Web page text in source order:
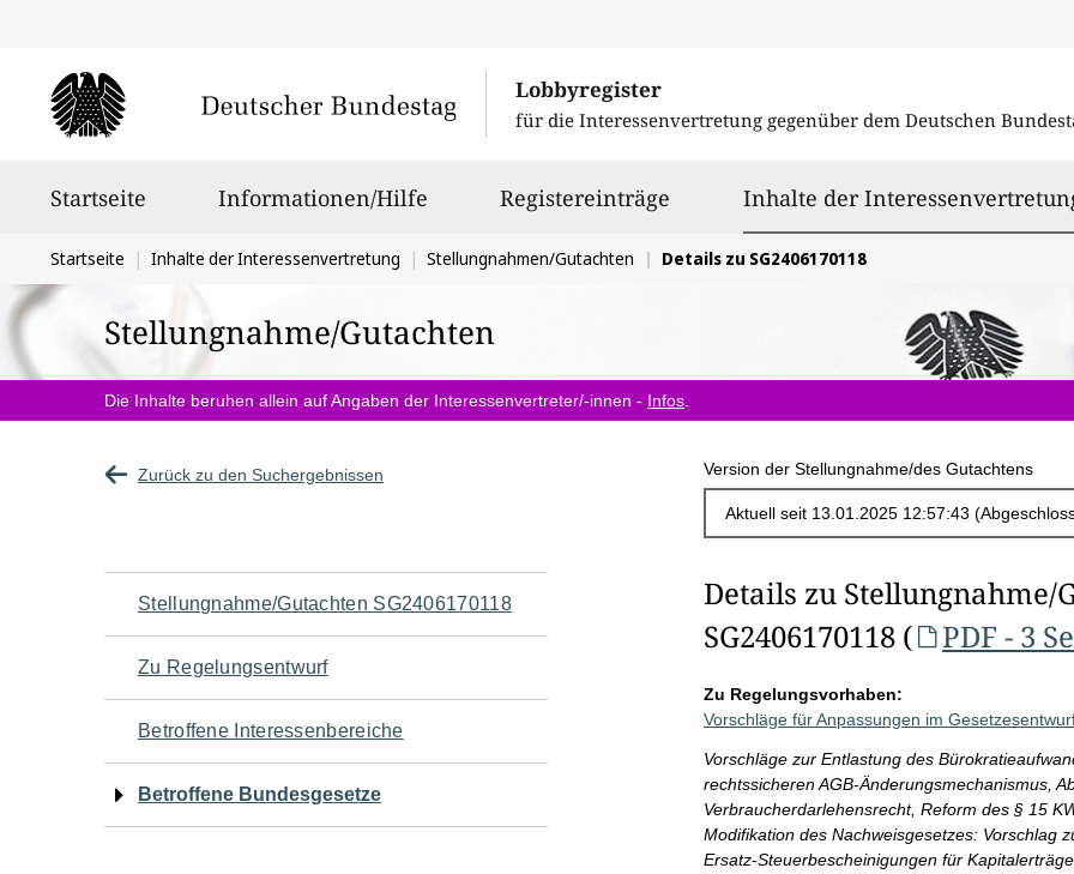
Lobbyregister
für die Interessenvertretung gegenüber dem Deutschen
Startseite Informationen/Hilfe Registereinträge Inhalte der
Sie
befinden
sich
hier:
Startseite Inhalte der Interessenvertretung Stellungnahmen/Gutachten Details zu SG2406170118
Stellungnahme/Gutachten
Die Inhalte beruhen allein auf Angaben der Interessenvertreter/-innen - Infos
Zurück zu den Suchergebnissen Version der Stellungnahme/des Gutachtens
Navigation
für
den
Seiteninhalt
Stellungnahme/Gutachten SG2406170118
Zu Regelungsentwurf
Betroffene Interessenbereiche
Betroffene Bundesgesetze
Details zu Stellungnahme/
SG2406170118 (
PDF - 3
Zu Regelungsvorhaben:
Vorschläge für Anpassungen im
Vorschläge zur Entlastung des
rechtssicheren AGB-Änderungsmechanismus,
Verbraucherdarlehensrecht, Reform des § 15
Modifikation des Nachweisgesetzes: Vorschlag
Ersatz-Steuerbescheinigungen für